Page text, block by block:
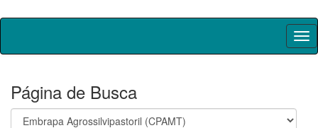
Skip
Página de Busca